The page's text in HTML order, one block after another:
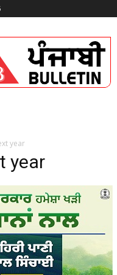
Punjabi
Bulletin
year
year